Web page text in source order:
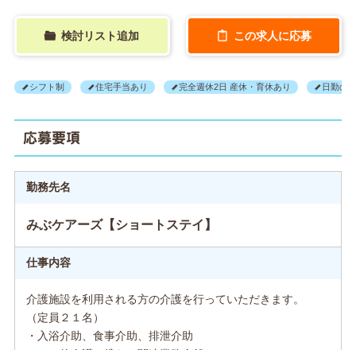
検討リスト追加 この求人に応募
シフト制 住宅手当あり 完全週休2日 産休・育休あり 日勤のみ
応募要項
勤務先名
みぶケアーズ【ショートステイ】
仕事内容
介護施設を利用される方の介護を行っていただきます。
（定員２１名）
・入浴介助、食事介助、排泄介助